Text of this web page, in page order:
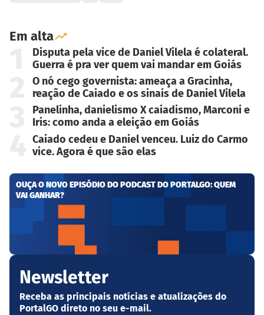
Em alta
Disputa pela vice de Daniel Vilela é colateral.
Guerra é pra ver quem vai mandar em Goiás
O nó cego governista: ameaça a Gracinha,
reação de Caiado e os sinais de Daniel Vilela
Panelinha, danielismo X caiadismo, Marconi e
Iris: como anda a eleição em Goiás
Caiado cedeu e Daniel venceu. Luiz do Carmo
vice. Agora é que são elas
OUÇA O NOVO EPISÓDIO DO PODCAST DO PORTALGO: QUEM
VAI GANHAR?
Newsletter
Receba as principais notícias e atualizações do
PortalGO direto no seu e-mail.